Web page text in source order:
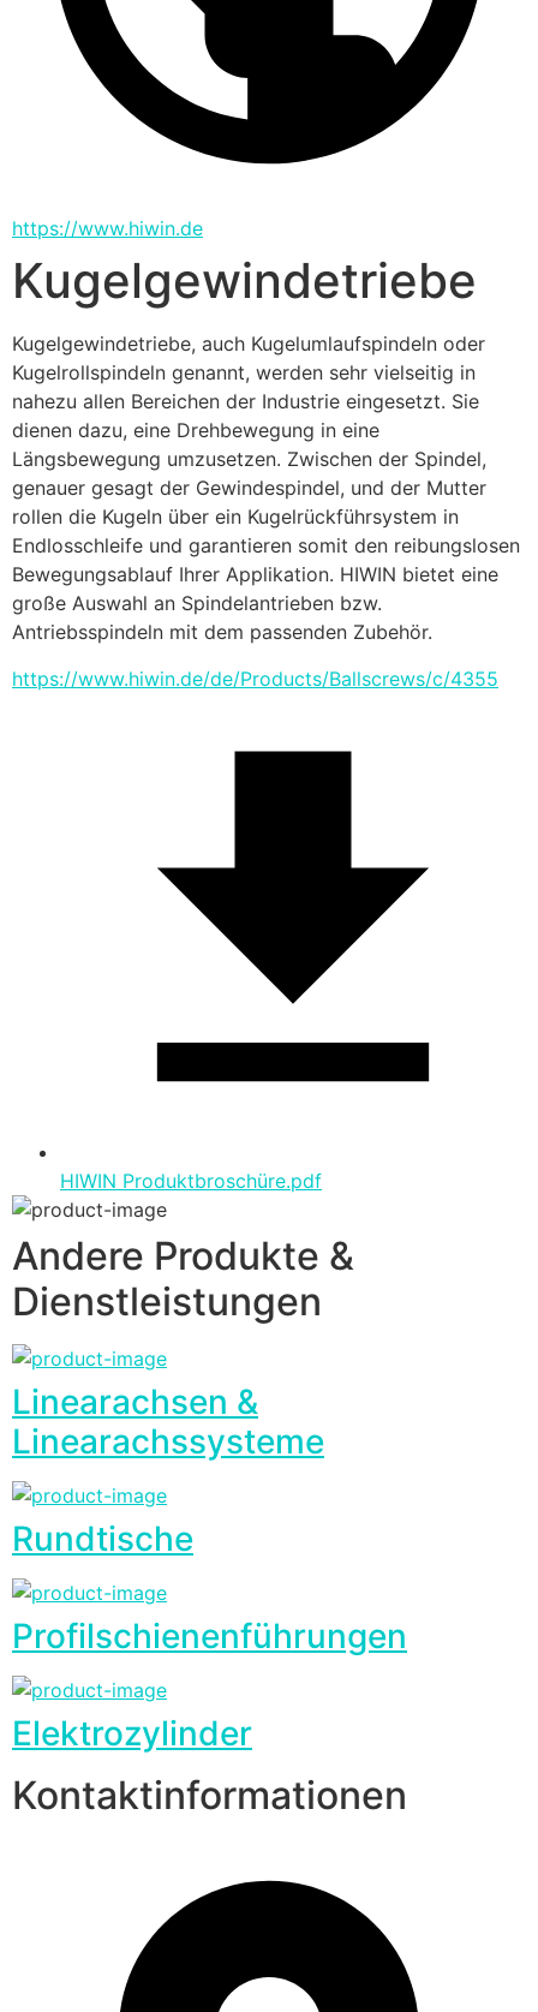
https://www.hiwin.de
Kugelgewindetriebe
Kugelgewindetriebe, auch Kugelumlaufspindeln oder
Kugelrollspindeln genannt, werden sehr vielseitig in
nahezu allen Bereichen der Industrie eingesetzt. Sie
dienen dazu, eine Drehbewegung in eine
Längsbewegung umzusetzen. Zwischen der Spindel,
genauer gesagt der Gewindespindel, und der Mutter
rollen die Kugeln über ein Kugelrückführsystem in
Endlosschleife und garantieren somit den reibungslosen
Bewegungsablauf Ihrer Applikation. HIWIN bietet eine
große Auswahl an Spindelantrieben bzw.
Antriebsspindeln mit dem passenden Zubehör.
https://www.hiwin.de/de/Products/Ballscrews/c/4355
HIWIN Produktbroschüre.pdf
Andere Produkte &
Dienstleistungen
Linearachsen &
Linearachssysteme
Rundtische
Profilschienenführungen
Elektrozylinder
Kontaktinformationen